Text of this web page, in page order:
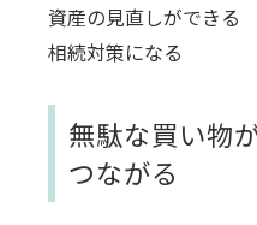
資産の見直しができる
相続対策になる
無駄な買い物
つながる